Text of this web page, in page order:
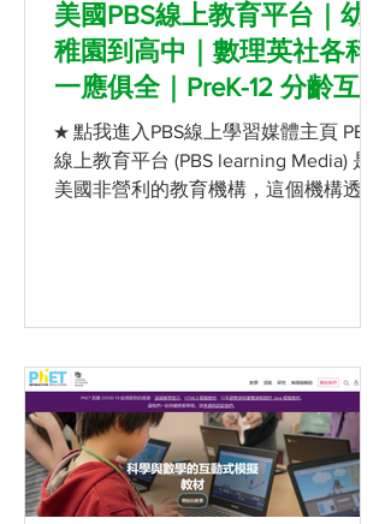
美國PBS線上教育平台｜幼
稚園到高中｜數理英社各科
一應俱全｜PreK-12 分齡互動
式教學法
★ 點我進入PBS線上學習媒體主頁 PBS
線上教育平台 (PBS learning Media) 是
美國非營利的教育機構，這個機構透過
學習...